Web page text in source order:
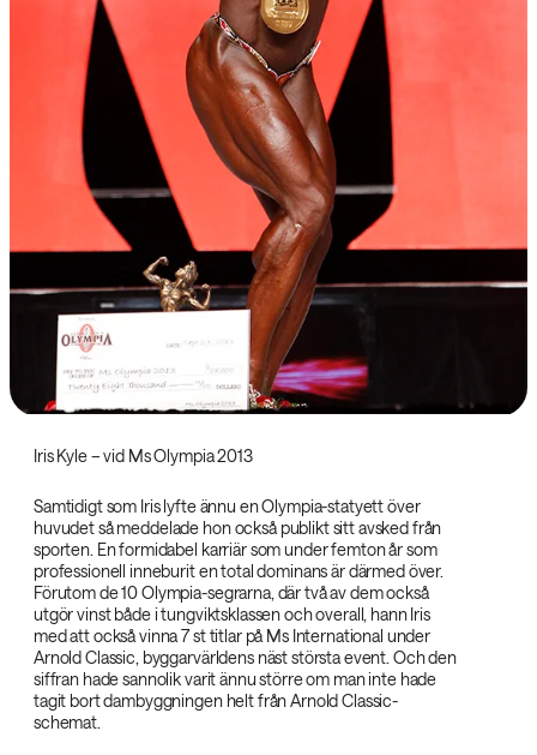
Iris Kyle – vid Ms Olympia 2013
Samtidigt som Iris lyfte ännu en Olympia-statyett över
huvudet så meddelade hon också publikt sitt avsked från
sporten. En formidabel karriär som under femton år som
professionell inneburit en total dominans är därmed över.
Förutom de 10 Olympia-segrarna, där två av dem också
utgör vinst både i tungviktsklassen och overall, hann Iris
med att också vinna 7 st titlar på Ms International under
Arnold Classic, byggarvärldens näst största event. Och den
siffran hade sannolik varit ännu större om man inte hade
tagit bort dambyggningen helt från Arnold Classic-
schemat.